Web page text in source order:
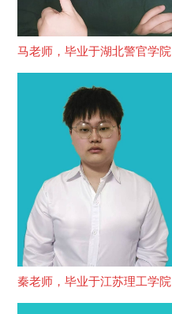
马老师，毕业于湖北警官学院
秦老师，毕业于江苏理工学院